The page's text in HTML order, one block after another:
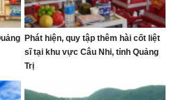
Phát hiện, quy tập thêm hài cốt liệt
sĩ tại khu vực Câu Nhi, tỉnh Quảng
Trị